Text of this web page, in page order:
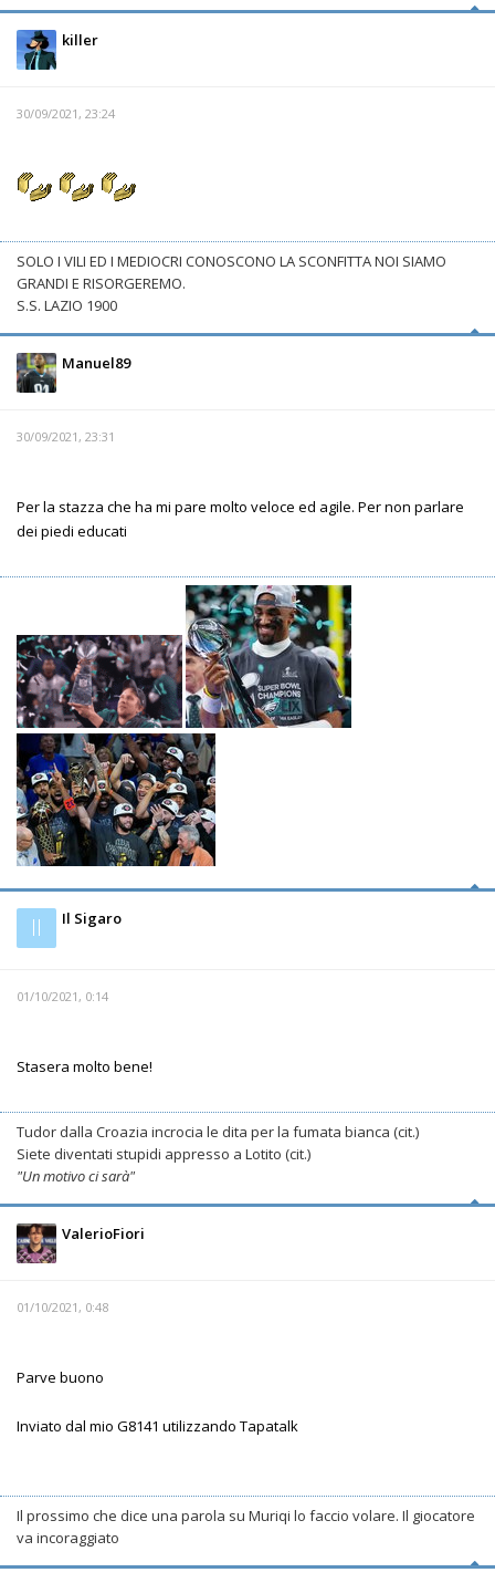
killer
30/09/2021, 23:24
SOLO I VILI ED I MEDIOCRI CONOSCONO LA SCONFITTA NOI SIAMO
GRANDI E RISORGEREMO.
S.S. LAZIO 1900
Manuel89
30/09/2021, 23:31
Per la stazza che ha mi pare molto veloce ed agile. Per non parlare
dei piedi educati
Il Il Sigaro
01/10/2021, 0:14
Stasera molto bene!
Tudor dalla Croazia incrocia le dita per la fumata bianca (cit.)
Siete diventati stupidi appresso a Lotito (cit.)
"Un motivo ci sarà"
ValerioFiori
01/10/2021, 0:48
Parve buono
Inviato dal mio G8141 utilizzando Tapatalk
Il prossimo che dice una parola su Muriqi lo faccio volare. Il giocatore
va incoraggiato